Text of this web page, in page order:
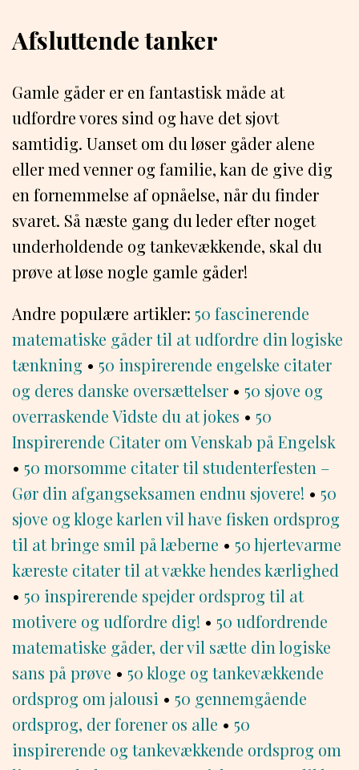
Afsluttende tanker
Gamle gåder er en fantastisk måde at
udfordre vores sind og have det sjovt
samtidig. Uanset om du løser gåder alene
eller med venner og familie, kan de give dig
en fornemmelse af opnåelse, når du finder
svaret. Så næste gang du leder efter noget
underholdende og tankevækkende, skal du
prøve at løse nogle gamle gåder!
Andre populære artikler: 50 fascinerende
matematiske gåder til at udfordre din logiske
tænkning • 50 inspirerende engelske citater
og deres danske oversættelser • 50 sjove og
overraskende Vidste du at jokes • 50
Inspirerende Citater om Venskab på Engelsk
• 50 morsomme citater til studenterfesten –
Gør din afgangseksamen endnu sjovere! • 50
sjove og kloge karlen vil have fisken ordsprog
til at bringe smil på læberne • 50 hjertevarme
kæreste citater til at vække hendes kærlighed
• 50 inspirerende spejder ordsprog til at
motivere og udfordre dig! • 50 udfordrende
matematiske gåder, der vil sætte din logiske
sans på prøve • 50 kloge og tankevækkende
ordsprog om jalousi • 50 gennemgående
ordsprog, der forener os alle • 50
inspirerende og tankevækkende ordsprog om